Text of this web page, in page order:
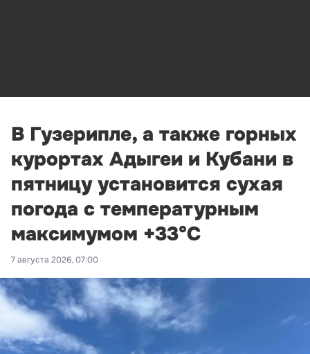
В Гузерипле, а также горных
курортах Адыгеи и Кубани в
пятницу установится сухая
погода с температурным
максимумом +33°С
7 августа 2026, 07:00